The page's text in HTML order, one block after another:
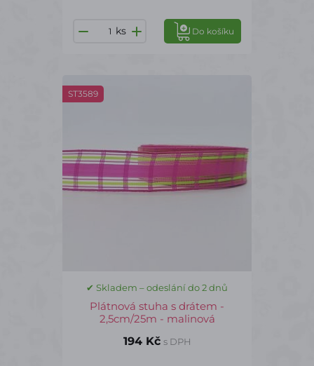
ks Do košíku
ST3589
✔ Skladem – odeslání do 2 dnů
Plátnová stuha s drátem -
2,5cm/25m - malinová
194 Kč s DPH